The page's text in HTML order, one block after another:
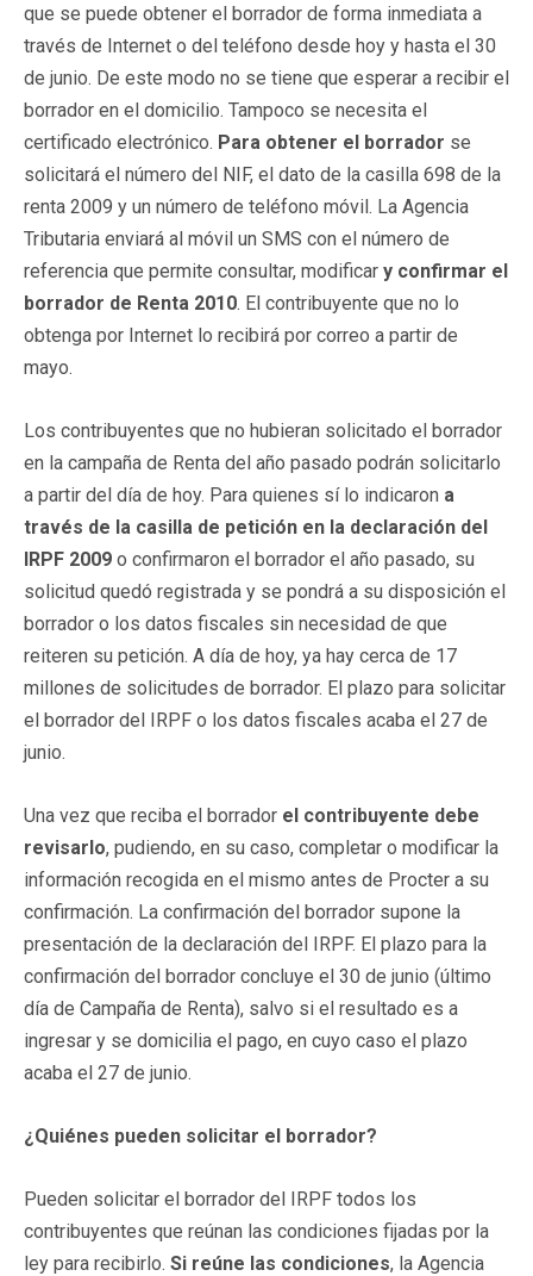
que se puede obtener el borrador de forma inmediata a
través de Internet o del teléfono desde hoy y hasta el 30
de junio. De este modo no se tiene que esperar a recibir el
borrador en el domicilio. Tampoco se necesita el
certificado electrónico. Para obtener el borrador se
solicitará el número del NIF, el dato de la casilla 698 de la
renta 2009 y un número de teléfono móvil. La Agencia
Tributaria enviará al móvil un SMS con el número de
referencia que permite consultar, modificar y confirmar el
borrador de Renta 2010. El contribuyente que no lo
obtenga por Internet lo recibirá por correo a partir de
mayo.
Los contribuyentes que no hubieran solicitado el borrador
en la campaña de Renta del año pasado podrán solicitarlo
a partir del día de hoy. Para quienes sí lo indicaron a
través de la casilla de petición en la declaración del
IRPF 2009 o confirmaron el borrador el año pasado, su
solicitud quedó registrada y se pondrá a su disposición el
borrador o los datos fiscales sin necesidad de que
reiteren su petición. A día de hoy, ya hay cerca de 17
millones de solicitudes de borrador. El plazo para solicitar
el borrador del IRPF o los datos fiscales acaba el 27 de
junio.
Una vez que reciba el borrador el contribuyente debe
revisarlo, pudiendo, en su caso, completar o modificar la
información recogida en el mismo antes de Procter a su
confirmación. La confirmación del borrador supone la
presentación de la declaración del IRPF. El plazo para la
confirmación del borrador concluye el 30 de junio (último
día de Campaña de Renta), salvo si el resultado es a
ingresar y se domicilia el pago, en cuyo caso el plazo
acaba el 27 de junio.
¿Quiénes pueden solicitar el borrador?
Pueden solicitar el borrador del IRPF todos los
contribuyentes que reúnan las condiciones fijadas por la
ley para recibirlo. Si reúne las condiciones, la Agencia